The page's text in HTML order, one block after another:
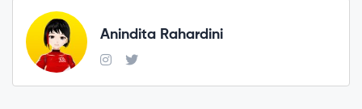
Anindita Rahardini